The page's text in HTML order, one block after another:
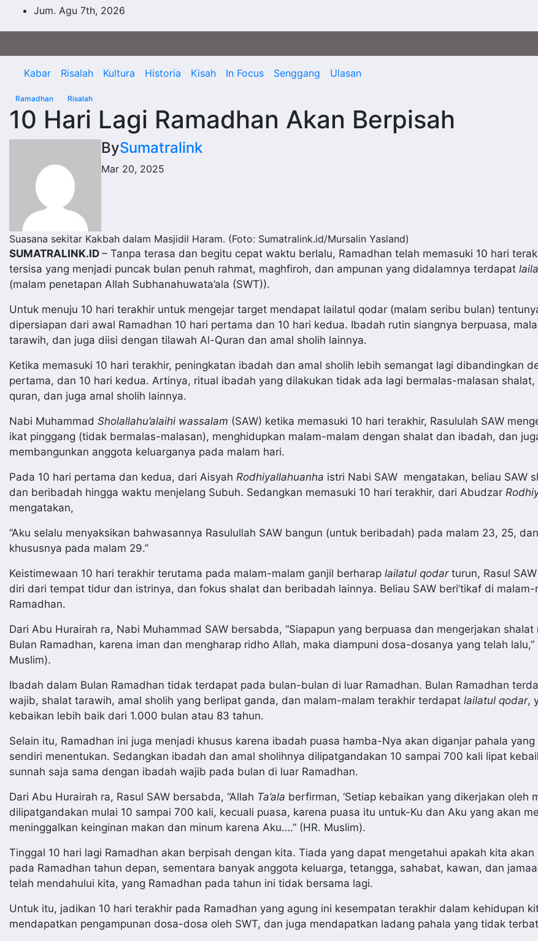
Jum. Agu 7th, 2026
Kabar Risalah Kultura Historia Kisah In Focus Senggang Ulasan
Ramadhan Risalah
10 Hari Lagi Ramadhan Akan Berpisah
BySumatralink
Mar 20, 2025
Suasana sekitar Kakbah dalam Masjidil Haram. (Foto: Sumatralink.id/Mursalin Yasland)
SUMATRALINK.ID – Tanpa terasa dan begitu cepat waktu berlalu, Ramadhan telah memasuki 10 hari
tersisa yang menjadi puncak bulan penuh rahmat, maghfiroh, dan ampunan yang didalamnya terdapat
(malam penetapan Allah Subhanahuwata’ala (SWT)).
Untuk menuju 10 hari terakhir untuk mengejar target mendapat lailatul qodar (malam seribu bulan)
dipersiapan dari awal Ramadhan 10 hari pertama dan 10 hari kedua. Ibadah rutin siangnya berpuasa,
tarawih, dan juga diisi dengan tilawah Al-Quran dan amal sholih lainnya.
Ketika memasuki 10 hari terakhir, peningkatan ibadah dan amal sholih lebih semangat lagi dibandingkan
pertama, dan 10 hari kedua. Artinya, ritual ibadah yang dilakukan tidak ada lagi bermalas-malasan
quran, dan juga amal sholih lainnya.
Nabi Muhammad Sholallahu’alaihi wassalam (SAW) ketika memasuki 10 hari terakhir, Rasululah SAW
ikat pinggang (tidak bermalas-malasan), menghidupkan malam-malam dengan shalat dan ibadah, dan
membangunkan anggota keluarganya pada malam hari.
Pada 10 hari pertama dan kedua, dari Aisyah Rodhiyallahuanha istri Nabi SAW mengatakan, beliau SAW
dan beribadah hingga waktu menjelang Subuh. Sedangkan memasuki 10 hari terakhir, dari Abudzar
mengatakan,
“Aku selalu menyaksikan bahwasannya Rasulullah SAW bangun (untuk beribadah) pada malam 23, 25,
khususnya pada malam 29.”
Keistimewaan 10 hari terakhir terutama pada malam-malam ganjil berharap lailatul qodarturun, Rasul
diri dari tempat tidur dan istrinya, dan fokus shalat dan beribadah lainnya. Beliau SAW beri’tikaf di
Ramadhan.
Dari Abu Hurairah ra, Nabi Muhammad SAW bersabda, “Siapapun yang berpuasa dan mengerjakan shalat
Bulan Ramadhan, karena iman dan mengharap ridho Allah, maka diampuni dosa-dosanya yang telah lalu,”
Muslim).
Ibadah dalam Bulan Ramadhan tidak terdapat pada bulan-bulan di luar Ramadhan. Bulan Ramadhan
wajib, shalat tarawih, amal sholih yang berlipat ganda, dan malam-malam terakhir terdapat lailatul qodar,
kebaikan lebih baik dari 1.000 bulan atau 83 tahun.
Selain itu, Ramadhan ini juga menjadi khusus karena ibadah puasa hamba-Nya akan diganjar pahala yang
sendiri menentukan. Sedangkan ibadah dan amal sholihnya dilipatgandakan 10 sampai 700 kali lipat
sunnah saja sama dengan ibadah wajib pada bulan di luar Ramadhan.
Dari Abu Hurairah ra, Rasul SAW bersabda, “Allah Ta’ala berfirman, ‘Setiap kebaikan yang dikerjakan oleh
dilipatgandakan mulai 10 sampai 700 kali, kecuali puasa, karena puasa itu untuk-Ku dan Aku yang akan
meninggalkan keinginan makan dan minum karena Aku….” (HR. Muslim).
Tinggal 10 hari lagi Ramadhan akan berpisah dengan kita. Tiada yang dapat mengetahui apakah kita akan
pada Ramadhan tahun depan, sementara banyak anggota keluarga, tetangga, sahabat, kawan, dan
telah mendahului kita, yang Ramadhan pada tahun ini tidak bersama lagi.
Untuk itu, jadikan 10 hari terakhir pada Ramadhan yang agung ini kesempatan terakhir dalam kehidupan
mendapatkan pengampunan dosa-dosa oleh SWT, dan juga mendapatkan ladang pahala yang tidak